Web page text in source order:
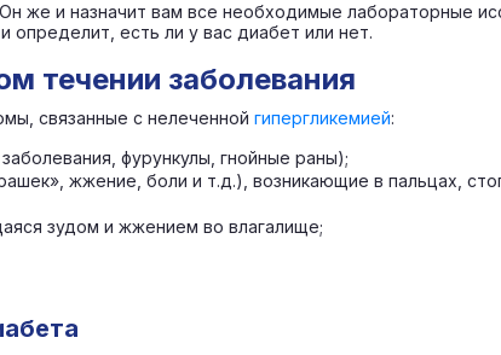
же и назначит вам все необходимые лабораторные
определит, есть ли у вас диабет или нет.
течении заболевания
связанные с нелеченной гипергликемией:
фурункулы, гнойные раны);
жжение, боли и т.д.), возникающие в пальцах,
зудом и жжением во влагалище;